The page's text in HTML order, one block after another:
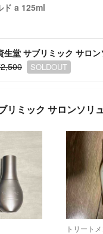
ド a 125ml
生堂 サブリミック サロ
SOLDOUT
リミック サロンソ
トリートメ